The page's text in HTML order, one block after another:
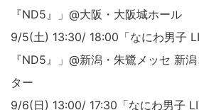
『ND5』」@大阪・大阪城ホール
9/5(土) 13:30/ 18:00「なにわ男子
『ND5』」@新潟・朱鷺メッセ 新
ター
9/6(日) 13:00/ 17:30「なにわ男子